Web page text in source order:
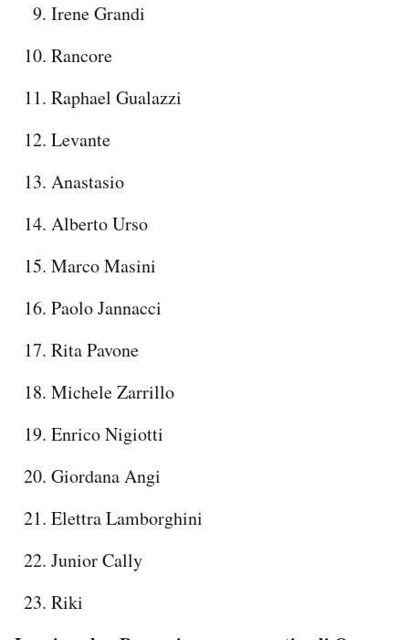
Irene Grandi
Rancore
Raphael Gualazzi
Levante
Anastasio
Alberto Urso
Marco Masini
Paolo Jannacci
Rita Pavone
Michele Zarrillo
Enrico Nigiotti
Giordana Angi
Elettra Lamborghini
Junior Cally
Riki